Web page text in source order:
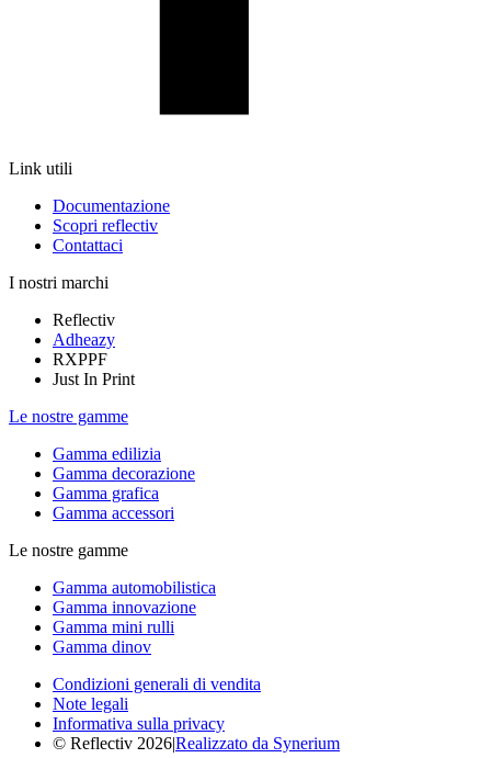
Link utili
Documentazione
Scopri reflectiv
Contattaci
I nostri marchi
Reflectiv
Adheazy
RXPPF
Just In Print
Le nostre gamme
Gamma edilizia
Gamma decorazione
Gamma grafica
Gamma accessori
Le nostre gamme
Gamma automobilistica
Gamma innovazione
Gamma mini rulli
Gamma dinov
Condizioni generali di vendita
Note legali
Informativa sulla privacy
© Reflectiv 2026|Realizzato da Synerium